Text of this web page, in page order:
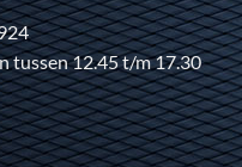
tussen 12.45 t/m 17.30